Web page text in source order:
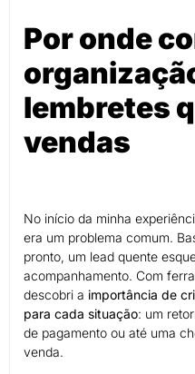
Por onde
lembretes
vendas
No início da minha
era um problema comum.
pronto, um lead quente
acompanhamento. Com
descobri a importância de
para cada situação: um
de pagamento ou até uma
venda.